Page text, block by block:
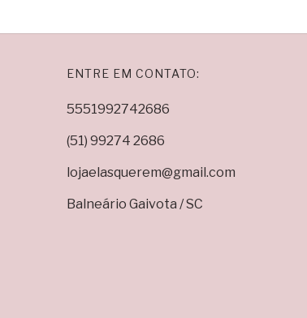
ENTRE EM CONTATO:
5551992742686
(51) 99274 2686
lojaelasquerem@gmail.com
Balneário Gaivota / SC